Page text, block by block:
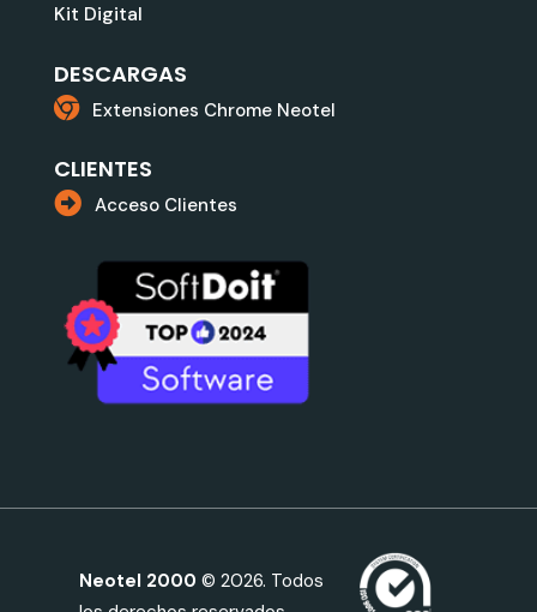
Kit Digital
DESCARGAS
Extensiones Chrome Neotel
CLIENTES
Acceso Clientes
Neotel 2000 © 2026. Todos